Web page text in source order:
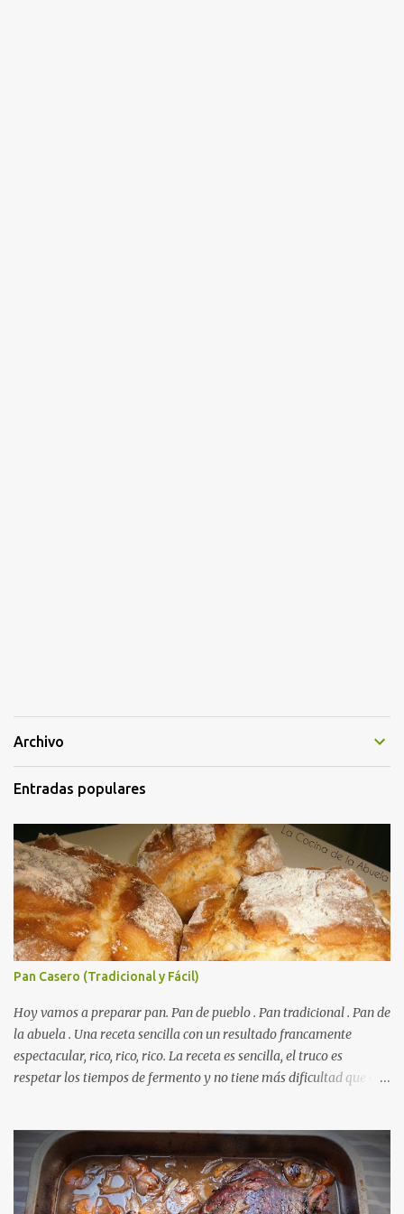
Archivo
Entradas populares
Pan Casero (Tradicional y Fácil)
Hoy vamos a preparar pan. Pan de pueblo . Pan tradicional . Pan de
la abuela . Una receta sencilla con un resultado francamente
espectacular, rico, rico, rico. La receta es sencilla, el truco es
respetar los tiempos de fermento y no tiene más dificultad que esa
utilizarlo para otras recetas como tostas o picatostes.
INGREDIENTES para un Pan Casero: 850 Gr de Harina . 550 Gr de
Agua . Levadura de panadería, más o menos 50 Gr. ( preguntad en
la panadería que hay levaduras más potentes) Una cucharadita de